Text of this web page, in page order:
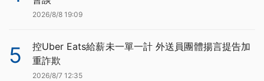
2026/8/8 19:09
5
控Uber Eats給薪未一單一計 外送員團體揚言提告加
重詐欺
2026/8/7 12:35